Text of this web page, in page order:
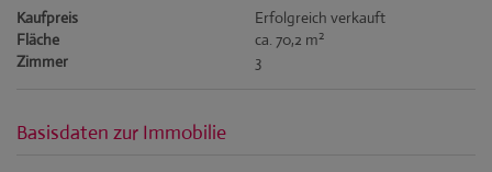
Kaufpreis
Erfolgreich verkauft
Fläche
ca. 70,2 m2
Zimmer 3
Basisdaten zur Immobilie